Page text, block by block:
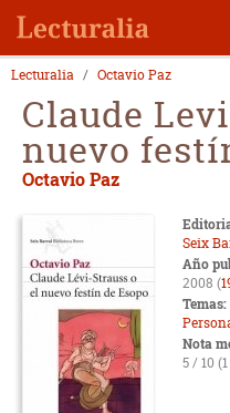
Lecturalia Octavio Paz
Claude
nuevo
Octavio Paz
Seix
Año
2008 (
Temas:
Nota
5 / 10